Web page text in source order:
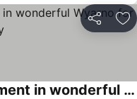
Partager
Perfect 2-bedroom apartment in wonderful Wyarno for your stay